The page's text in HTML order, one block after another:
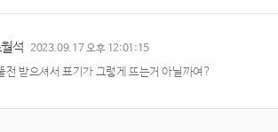
석 2023.09.17 오후 12:01:15
전 받으셔서 표기가 그렇게 뜨는거 아닐까여?